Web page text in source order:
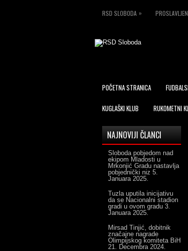
RSD SLOBODA »
POČETNA STRANICA
KUGLAŠKI KLUB RUKOMETNI
NAJNOVIJI ČLANCI
Sloboda pobjedom nad
ekipom Mladosti u
Mrkonjić Gradu nastavlja
pobjednički niz 5.
Januara 2025.
Tuzla uputila inicijativu
da se Nacionalni stadion
gradi u ovom gradu 3.
Januara 2025.
Mirsad Tinjić, dobitnik
značajne nagrade
Olimpijskog komiteta BiH
21. Decembra 2024.